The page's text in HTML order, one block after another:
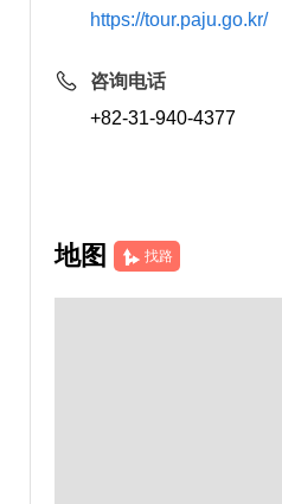
https://tour.paju.go.kr/
咨询电话
+82-31-940-4377
地图 找路